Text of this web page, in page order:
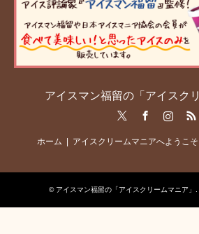
アイスマン福留の「アイスク
RSS
ホーム アイスクリームマニアへようこそ
© アイスマン福留の「アイスクリームマニア」